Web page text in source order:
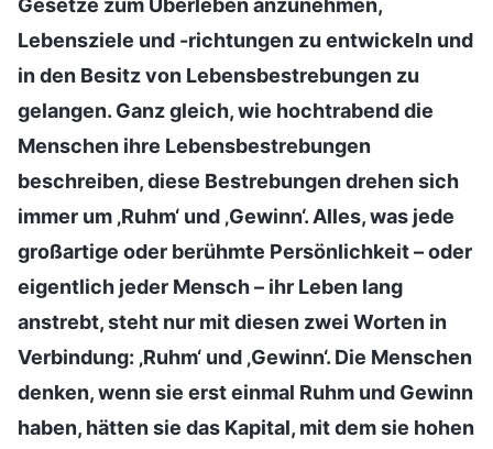
Lebensziele und -richtungen zu entwickeln und
in den Besitz von Lebensbestrebungen zu
gelangen. Ganz gleich, wie hochtrabend die
Menschen ihre Lebensbestrebungen
beschreiben, diese Bestrebungen drehen sich
immer um ‚Ruhm‘ und ‚Gewinn‘. Alles, was jede
großartige oder berühmte Persönlichkeit – oder
eigentlich jeder Mensch – ihr Leben lang
anstrebt, steht nur mit diesen zwei Worten in
Verbindung: ‚Ruhm‘ und ‚Gewinn‘. Die Menschen
denken, wenn sie erst einmal Ruhm und Gewinn
haben, hätten sie das Kapital, mit dem sie hohen